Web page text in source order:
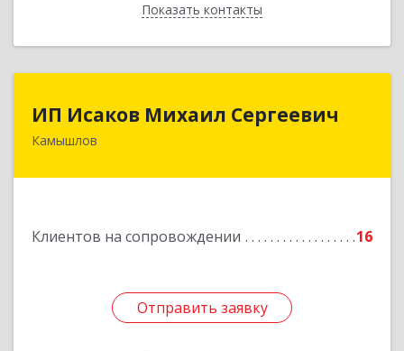
Показать контакты
Назад
ИП Исаков Михаил Сергеевич
Камышлов
Клиентов на сопровождении 16
Отправить заявку
624860, Свердловская обл, Камышлов г, Ленина
Отправить заявку